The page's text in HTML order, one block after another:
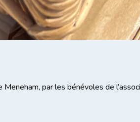
par les bénévoles de